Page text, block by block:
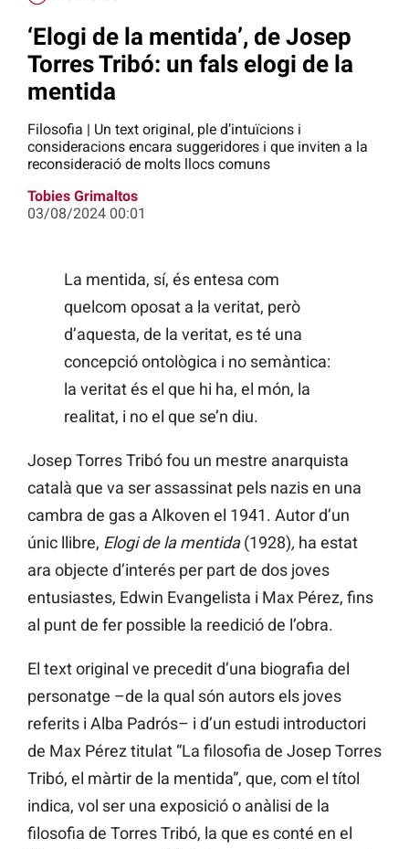
‘Elogi de la mentida’, de Josep
Torres Tribó: un fals elogi de la
mentida
Filosofia | Un text original, ple d’intuïcions i
consideracions encara suggeridores i que inviten a la
reconsideració de molts llocs comuns
Tobies Grimaltos
03/08/2024 00:01
La mentida, sí, és entesa com
quelcom oposat a la veritat, però
d’aquesta, de la veritat, es té una
concepció ontològica i no semàntica:
la veritat és el que hi ha, el món, la
realitat, i no el que se’n diu.
Josep Torres Tribó fou un mestre anarquista
català que va ser assassinat pels nazis en una
cambra de gas a Alkoven el 1941. Autor d’un
únic llibre, Elogi de la mentida(1928), ha estat
ara objecte d’interés per part de dos joves
entusiastes, Edwin Evangelista i Max Pérez, fins
al punt de fer possible la reedició de l’obra.
El text original ve precedit d’una biografia del
personatge –de la qual són autors els joves
referits i Alba Padrós– i d’un estudi introductori
de Max Pérez titulat “La filosofia de Josep Torres
Tribó, el màrtir de la mentida”, que, com el títol
indica, vol ser una exposició o anàlisi de la
filosofia de Torres Tribó, la que es conté en el